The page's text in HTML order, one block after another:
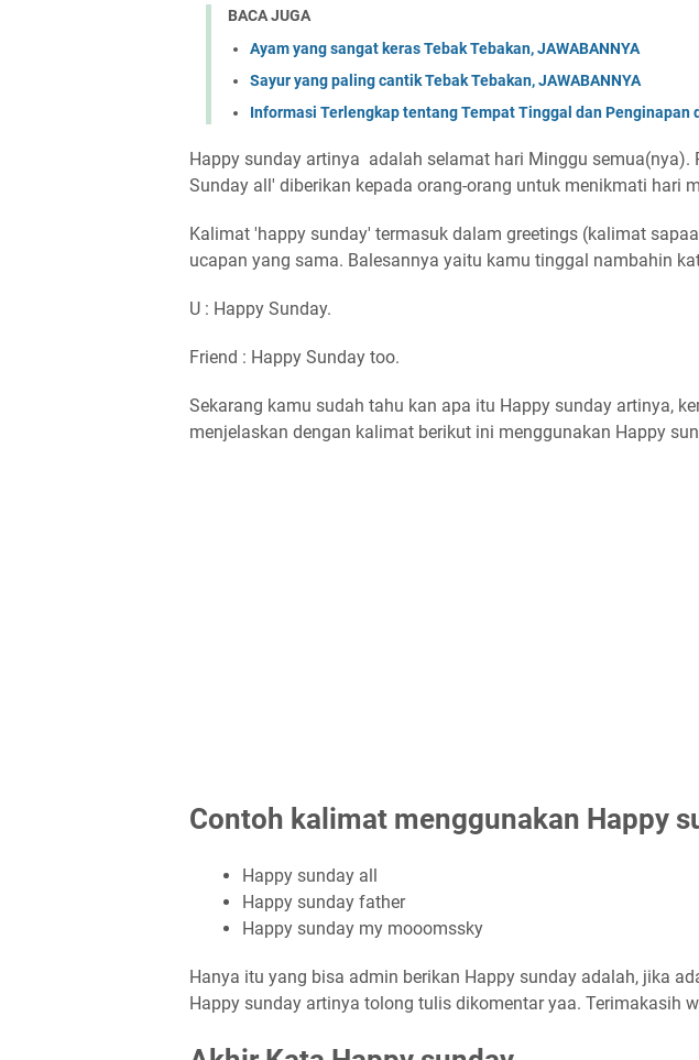
BACA JUGA
Ayam yang sangat keras Tebak Tebakan, JAWABANNYA
Sayur yang paling cantik Tebak Tebakan, JAWABANNYA
Informasi Terlengkap tentang Tempat Tinggal dan Penginapan
Happy sunday artinya adalah selamat hari Minggu semua(nya).
Sunday all' diberikan kepada orang-orang untuk menikmati hari
Kalimat 'happy sunday' termasuk dalam greetings (kalimat
ucapan yang sama. Balesannya yaitu kamu tinggal nambahin
U : Happy Sunday.
Friend : Happy Sunday too.
Sekarang kamu sudah tahu kan apa itu Happy sunday artinya,
menjelaskan dengan kalimat berikut ini menggunakan Happy
Contoh kalimat menggunakan Happy
Happy sunday all
Happy sunday father
Happy sunday my mooomssky
Hanya itu yang bisa admin berikan Happy sunday adalah, jika
Happy sunday artinya tolong tulis dikomentar yaa. Terimakasih